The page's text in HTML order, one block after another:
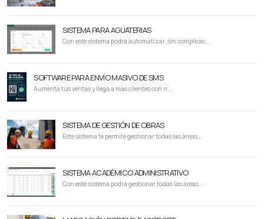
SISTEMA PARA AGUATERIAS
Con este sistema podrá automatizar, sin complicac...
SOFTWARE PARA ENVÍO MASIVO DE SMS
Aumentá tus ventas y llegá a más clientes con n...
SISTEMA DE GESTIÓN DE OBRAS
Este sistema te permite gestionar todas las áreas...
SISTEMA ACADÉMICO ADMINISTRATIVO
Con este sistema podrá gestionar todas las áreas...